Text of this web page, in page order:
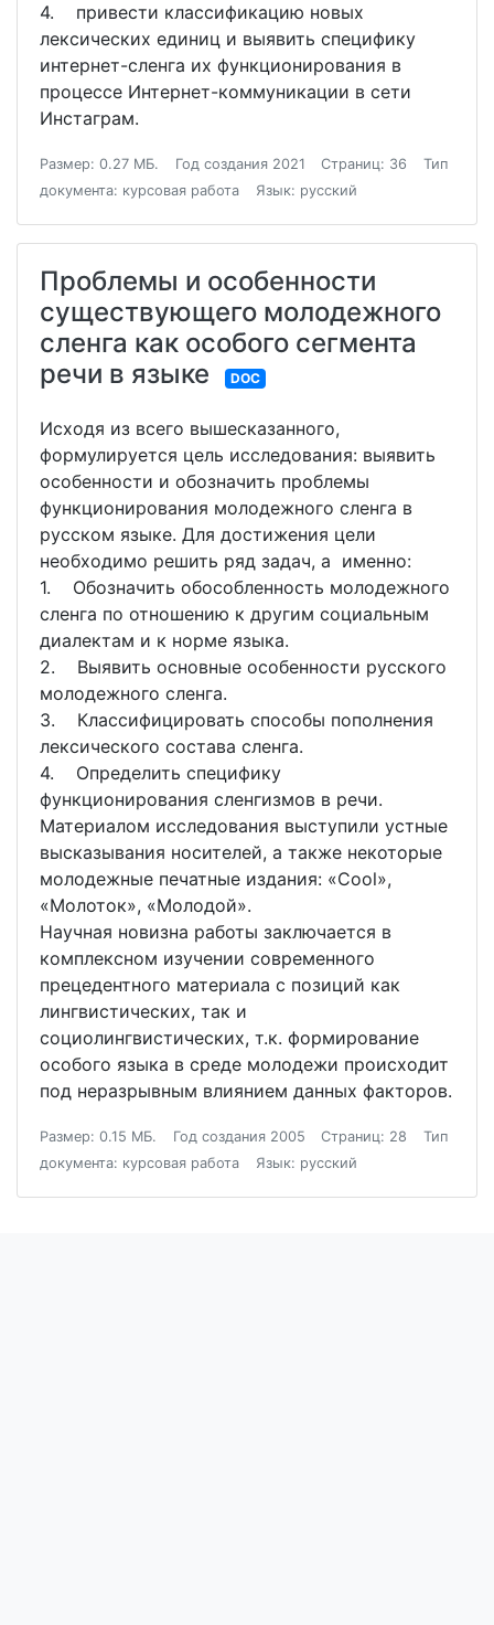
4. привести классификацию новых
лексических единиц и выявить специфику
интернет-сленга их функционирования в
процессе Интернет-коммуникации в сети
Инстаграм.
Размер: 0.27 МБ. Год создания 2021 Страниц: 36
Тип
документа: курсовая работа
Язык: русский
Проблемы и особенности
существующего молодежного
сленга как особого сегмента
речи в языке
DOC
Исходя из всего вышесказанного,
формулируется цель исследования: выявить
особенности и обозначить проблемы
функционирования молодежного сленга в
русском языке. Для достижения цели
необходимо решить ряд задач, а именно:
1. Обозначить обособленность молодежного
сленга по отношению к другим социальным
диалектам и к норме языка.
2. Выявить основные особенности русского
молодежного сленга.
3. Классифицировать способы пополнения
лексического состава сленга.
4. Определить специфику
функционирования сленгизмов в речи.
Материалом исследования выступили устные
высказывания носителей, а также некоторые
молодежные печатные издания: «Cool»,
«Молоток», «Молодой».
Научная новизна работы заключается в
комплексном изучении современного
прецедентного материала с позиций как
лингвистических, так и
социолингвистических, т.к. формирование
особого языка в среде молодежи происходит
под неразрывным влиянием данных факторов.
Размер: 0.15 МБ. Год создания 2005 Страниц: 28
Тип
документа: курсовая работа
Язык: русский